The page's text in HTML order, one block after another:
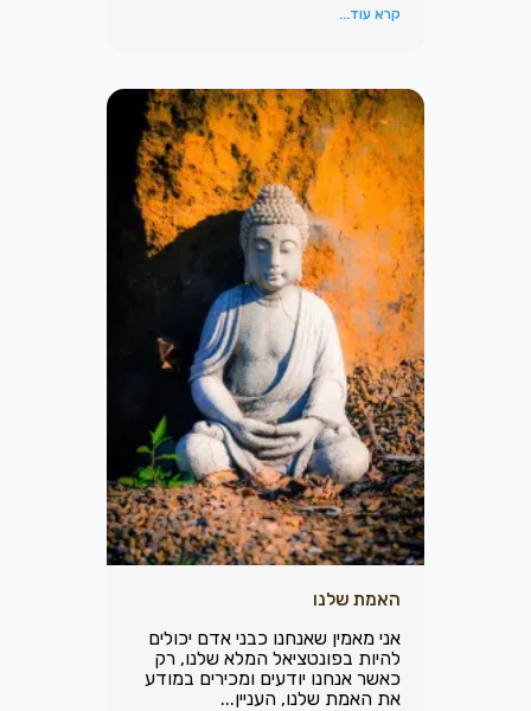
קרא עוד...
האמת שלנו
אני מאמין שאנחנו כבני אדם יכולים
להיות בפונטציאל המלא שלנו, רק
כאשר אנחנו יודעים ומכירים במודע
את האמת שלנו, העניין...